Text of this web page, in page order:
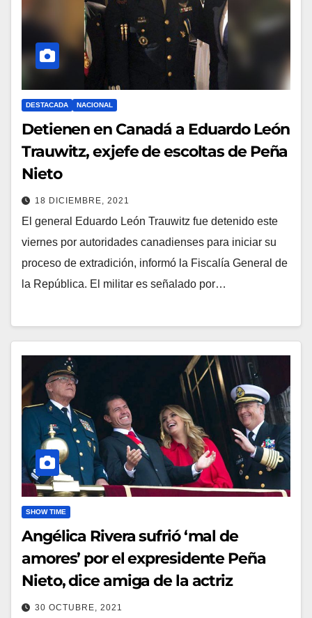
DESTACADA NACIONAL
Detienen en Canadá a Eduardo León
Trauwitz, exjefe de escoltas de Peña
Nieto
18 DICIEMBRE, 2021
El general Eduardo León Trauwitz fue detenido este
viernes por autoridades canadienses para iniciar su
proceso de extradición, informó la Fiscalía General de
la República. El militar es señalado por…
SHOW TIME
Angélica Rivera sufrió ‘mal de
amores’ por el expresidente Peña
Nieto, dice amiga de la actriz
30 OCTUBRE, 2021